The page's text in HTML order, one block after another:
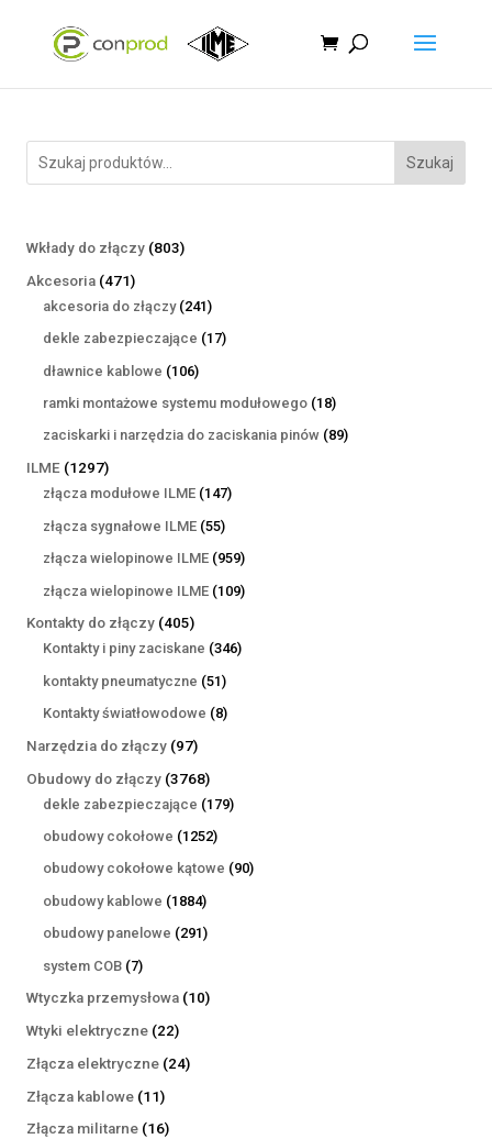
Szukaj
Wkłady do złączy 803803
Akcesoria 471471
produktów
akcesoria do złączy 241241
produktów
dekle zabezpieczające 1717
dławnice kablowe 106106
produktów
ramki montażowe systemu modułowego 1818
produktów
zaciskarki i narzędzia do zaciskania pinów 8989
ILME 12971297
produktów
złącza modułowe ILME 147147
złącza sygnałowe ILME 5555
produktów
złącza wielopinowe ILME 959959
produktów
złącza wielopinowe ILME 109109
Kontakty do złączy 405405
produktów
Kontakty i piny zaciskane 346346
kontakty pneumatyczne 5151
produktów
Kontakty światłowodowe 88
Narzędzia do złączy 9797
produktów
Obudowy do złączy 37683768
produktów
dekle zabezpieczające 179179
obudowy cokołowe 12521252
produkty
obudowy cokołowe kątowe 9090
obudowy kablowe 18841884
produkty
obudowy panelowe 291291
system COB 77
produktów
Wtyczka przemysłowa 1010
Wtyki elektryczne 2222
produkty
Złącza elektryczne 2424
Złącza kablowe 1111
produktów
Złącza militarne 1616